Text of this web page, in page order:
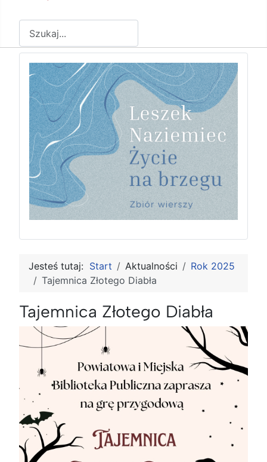
Jesteś tutaj: Start Aktualności
Rok 2025
Tajemnica Złotego Diabła
Tajemnica Złotego Diabła